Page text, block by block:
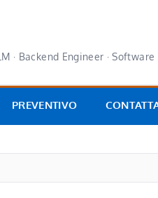
· Backend Engineer ·
PREVENTIVO